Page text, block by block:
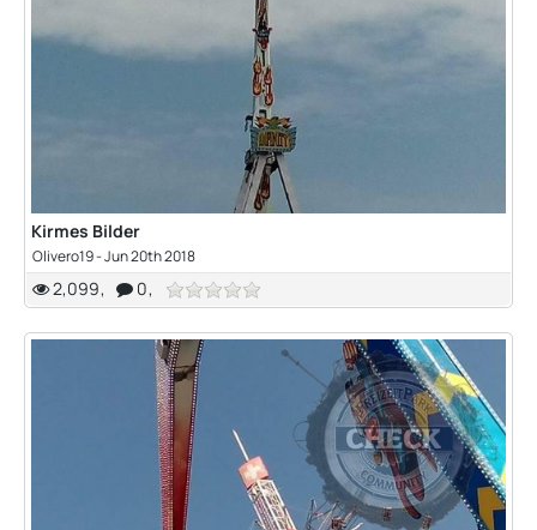
Kirmes Bilder
Olivero19 -Jun 20th 2018
2,099 0